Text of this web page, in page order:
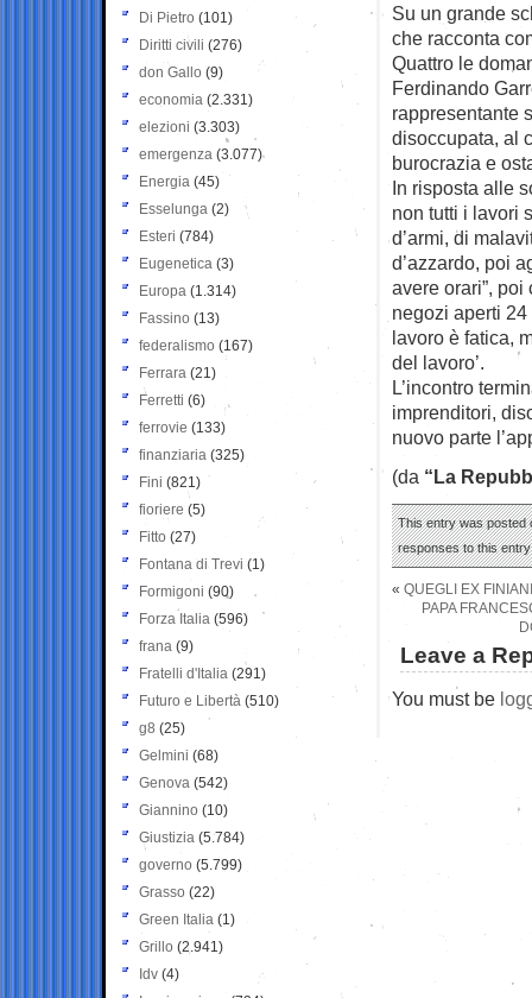
Su un grande
che racconta
Quattro le
Ferdinando
rappresentante
disoccupata, al
burocrazia e
In risposta alle
non tutti i lavori
d’armi, di
d’azzardo, poi
avere orari”, poi
negozi aperti
lavoro è fatica,
del lavoro’.
L’incontro
imprenditori,
nuovo parte
(da “La
This entry was posted
responses to this
« QUEGLI EX
PAPA
Leave a
You must be
Di Pietro (101)
Diritti civili (276)
don Gallo (9)
economia (2.331)
elezioni (3.303)
emergenza (3.077)
Energia (45)
Esselunga (2)
Esteri (784)
Eugenetica (3)
Europa (1.314)
Fassino (13)
federalismo (167)
Ferrara (21)
Ferretti (6)
ferrovie (133)
finanziaria (325)
Fini (821)
fioriere (5)
Fitto (27)
Fontana di Trevi (1)
Formigoni (90)
Forza Italia (596)
frana (9)
Fratelli d'Italia (291)
Futuro e Libertà (510)
g8 (25)
Gelmini (68)
Genova (542)
Giannino (10)
Giustizia (5.784)
governo (5.799)
Grasso (22)
Green Italia (1)
Grillo (2.941)
Idv (4)